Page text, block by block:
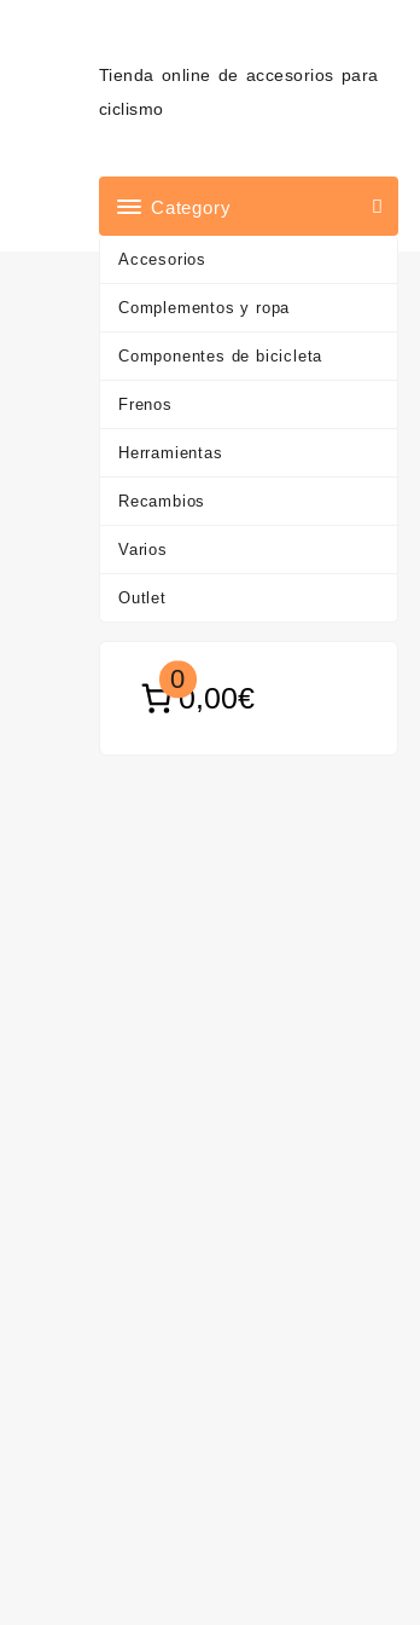
Tienda online de accesorios para
ciclismo
Category
Accesorios
Complementos y ropa
Componentes de bicicleta
Frenos
Herramientas
Recambios
Varios
Outlet
0
0,00€